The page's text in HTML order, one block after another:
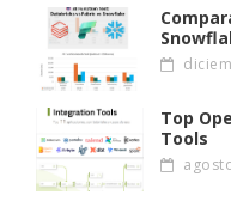
Top
Tools